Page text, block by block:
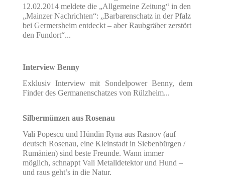
12.02.2014 meldete die „Allgemeine Zeitung“ in den
„Mainzer Nachrichten“: „Barbarenschatz in der Pfalz
bei Germersheim entdeckt – aber Raubgräber zerstört
den Fundort“...
Interview Benny
Exklusiv Interview mit Sondelpower Benny, dem
Finder des Germanenschatzes von Rülzheim...
Silbermünzen aus Rosenau
Vali Popescu und Hündin Ryna aus Rasnov (auf
deutsch Rosenau, eine Kleinstadt in Siebenbürgen /
Rumänien) sind beste Freunde. Wann immer
möglich, schnappt Vali Metalldetektor und Hund –
und raus geht’s in die Natur.